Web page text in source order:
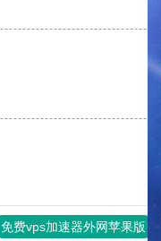
免费vps加速器外网苹果版